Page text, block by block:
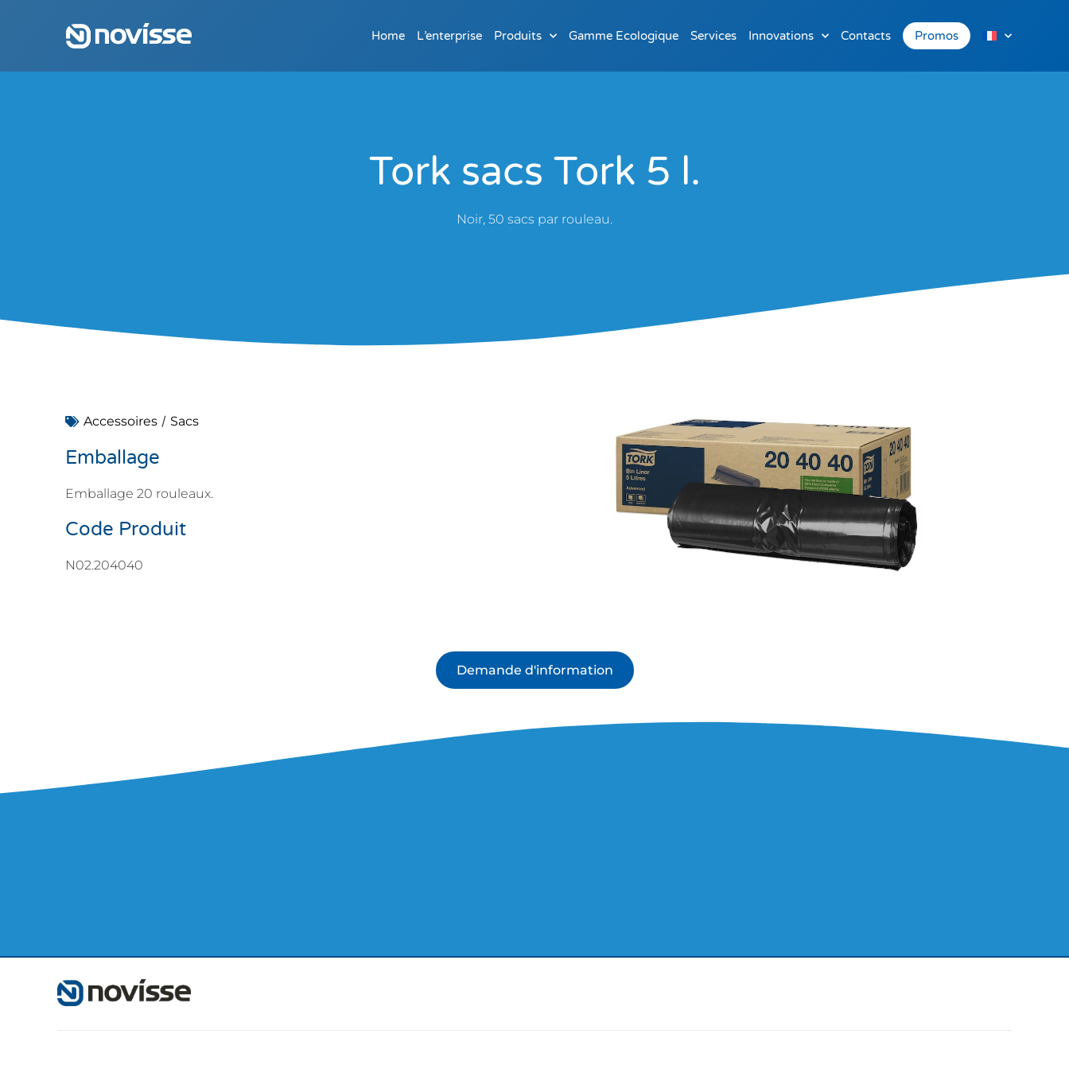
Home L’enterprise Produits Gamme Ecologique Services Innovations Contacts Promos
Tork sacs Tork 5 l.
Noir, 50 sacs par rouleau.
Accessoires / Sacs
Emballage
Emballage 20 rouleaux.
Code Produit
N02.204040
Demande d'information